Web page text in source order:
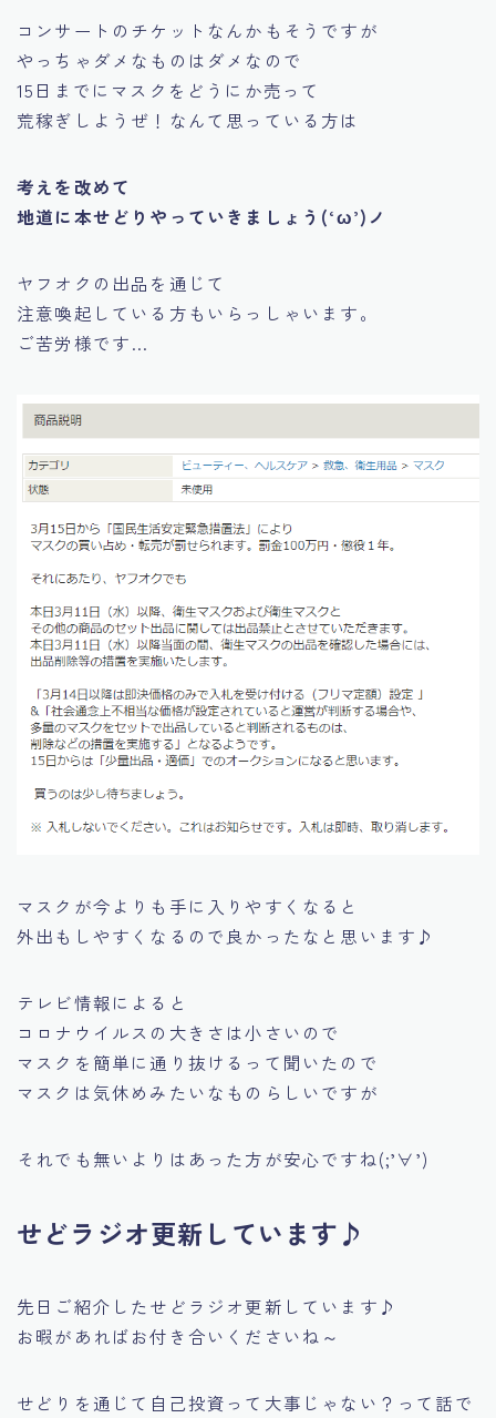
コンサートのチケットなんかもそうですが
やっちゃダメなものはダメなので
15日までにマスクをどうにか売って
荒稼ぎしようぜ！なんて思っている方は
考えを改めて
地道に本せどりやっていきましょう(‘ω’)ノ
ヤフオクの出品を通じて
注意喚起している方もいらっしゃいます。
ご苦労様です…
マスクが今よりも手に入りやすくなると
外出もしやすくなるので良かったなと思います♪
テレビ情報によると
コロナウイルスの大きさは小さいので
マスクを簡単に通り抜けるって聞いたので
マスクは気休めみたいなものらしいですが
それでも無いよりはあった方が安心ですね(;’∀’)
せどラジオ更新しています♪
先日ご紹介したせどラジオ更新しています♪
お暇があればお付き合いくださいね～
せどりを通じて自己投資って大事じゃない？って話で